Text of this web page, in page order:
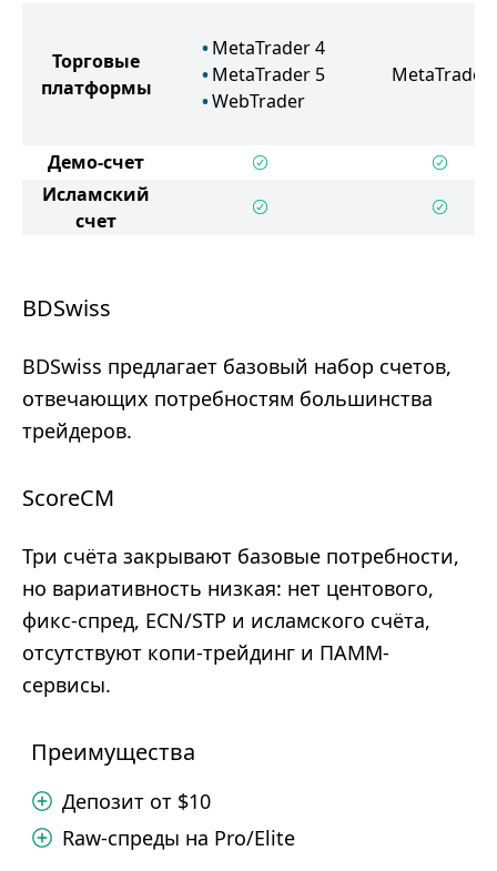
Торговые
платформы
MetaTrader 4
MetaTrader 5
WebTrader
MetaTrader
Демо-счет
Исламский
счет
BDSwiss
BDSwiss предлагает базовый набор счетов,
отвечающих потребностям большинства
трейдеров.
ScoreCM
Три счёта закрывают базовые потребности,
но вариативность низкая: нет центового,
фикс-спред, ECN/STP и исламского счёта,
отсутствуют копи-трейдинг и ПАММ-
сервисы.
Преимущества
Депозит от $10
Raw-спреды на Pro/Elite